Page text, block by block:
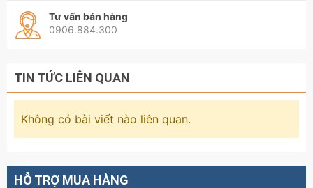
Tư vấn bán hàng
0906.884.300
TIN TỨC LIÊN QUAN
Không có bài viết nào liên quan.
HỖ TRỢ MUA HÀNG